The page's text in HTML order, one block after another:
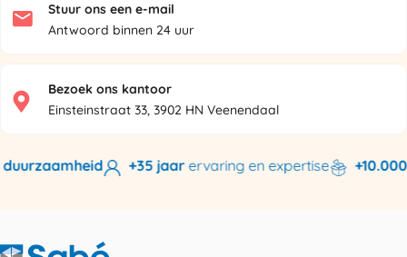
Stuur ons een e-mail
Antwoord binnen 24 uur
Bezoek ons kantoor
Einsteinstraat 33, 3902 HN Veenendaal
+35 jaarervaring en expertise +10.000